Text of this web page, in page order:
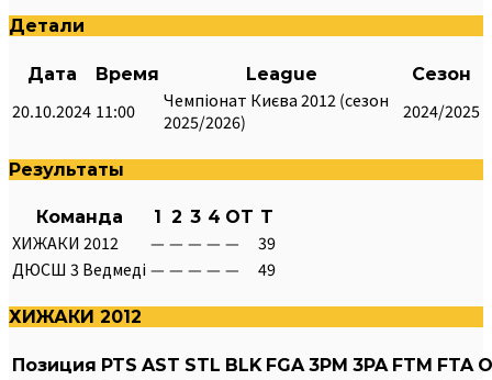
Детали
Дата Время League Сезон
20.10.2024 11:00
Чемпіонат Києва 2012 (сезон
2025/2026)
2024/2025
Результаты
Команда 1 2 3 4 OT T
ХИЖАКИ 2012 — — — — —
39
ДЮСШ 3 Ведмеді — — — — — 49
ХИЖАКИ 2012
Позиция PTS AST STL BLK FGA 3PM 3PA FTM FTA